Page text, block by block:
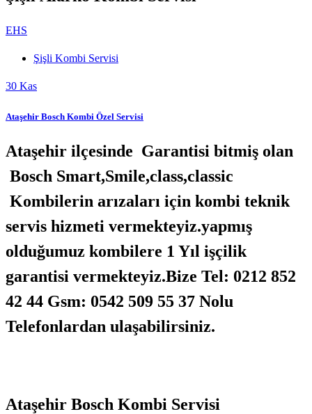
EHS
Şişli Kombi Servisi
30 Kas
Ataşehir Bosch Kombi Özel Servisi
Ataşehir ilçesinde Garantisi bitmiş olan
Bosch Smart,Smile,class,classic
Kombilerin arızaları için kombi teknik
servis hizmeti vermekteyiz.yapmış
olduğumuz kombilere 1 Yıl işçilik
garantisi vermekteyiz.Bize Tel: 0212 852
42 44 Gsm: 0542 509 55 37 Nolu
Telefonlardan ulaşabilirsiniz.
Ataşehir Bosch Kombi Servisi